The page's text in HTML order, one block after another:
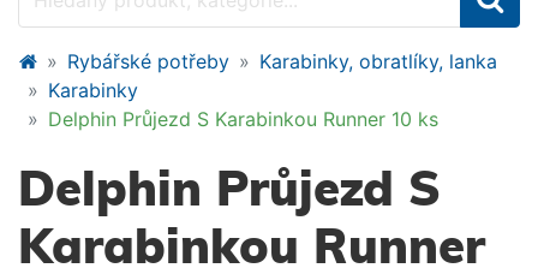
Rybářské potřeby
Karabinky, obratlíky, lanka
Karabinky
Delphin Průjezd S Karabinkou Runner 10 ks
Delphin Průjezd S
Karabinkou Runner